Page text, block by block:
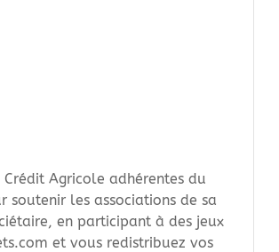
Agricole adhérentes du
soutenir les associations de sa
en participant à des jeux
et vous redistribuez vos